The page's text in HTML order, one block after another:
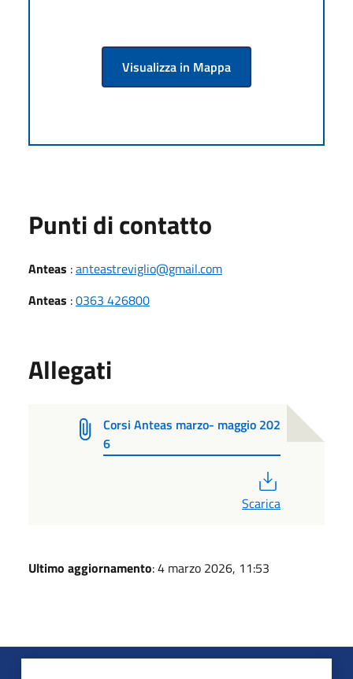
Visualizza in Mappa
Punti di contatto
Anteas :anteastreviglio@gmail.com
Anteas :0363 426800
Allegati
Corsi Anteas marzo- maggio 202
6
Scarica
Ultimo aggiornamento: 4 marzo 2026, 11:53